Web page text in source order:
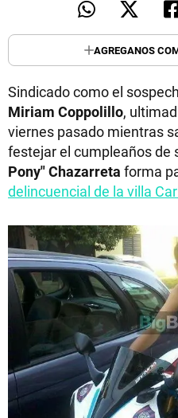
AGREGANOS
Sindicado como el
Miriam Coppolillo,
viernes pasado mientras
festejar el cumpleaños de
Pony" Chazarreta forma
delincuencial de la villa